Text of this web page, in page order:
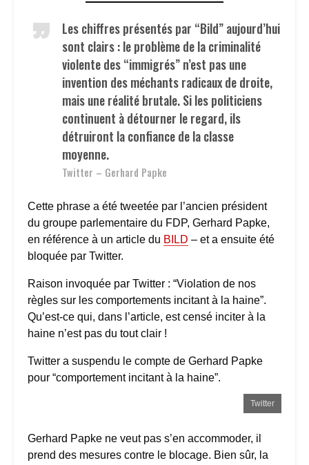
Les chiffres présentés par “Bild” aujourd’hui
sont clairs : le problème de la criminalité
violente des “immigrés” n’est pas une
invention des méchants radicaux de droite,
mais une réalité brutale. Si les politiciens
continuent à détourner le regard, ils
détruiront la confiance de la classe
moyenne.
Twitter – Gerhard Papke
Cette phrase a été tweetée par l’ancien président
du groupe parlementaire du FDP, Gerhard Papke,
en référence à un article du BILD – et a ensuite été
bloquée par Twitter.
Raison invoquée par Twitter : “Violation de nos
règles sur les comportements incitant à la haine”.
Qu’est-ce qui, dans l’article, est censé inciter à la
haine n’est pas du tout clair !
Twitter a suspendu le compte de Gerhard Papke
pour “comportement incitant à la haine”.
Twitter
Gerhard Papke ne veut pas s’en accommoder, il
prend des mesures contre le blocage. Bien sûr, la